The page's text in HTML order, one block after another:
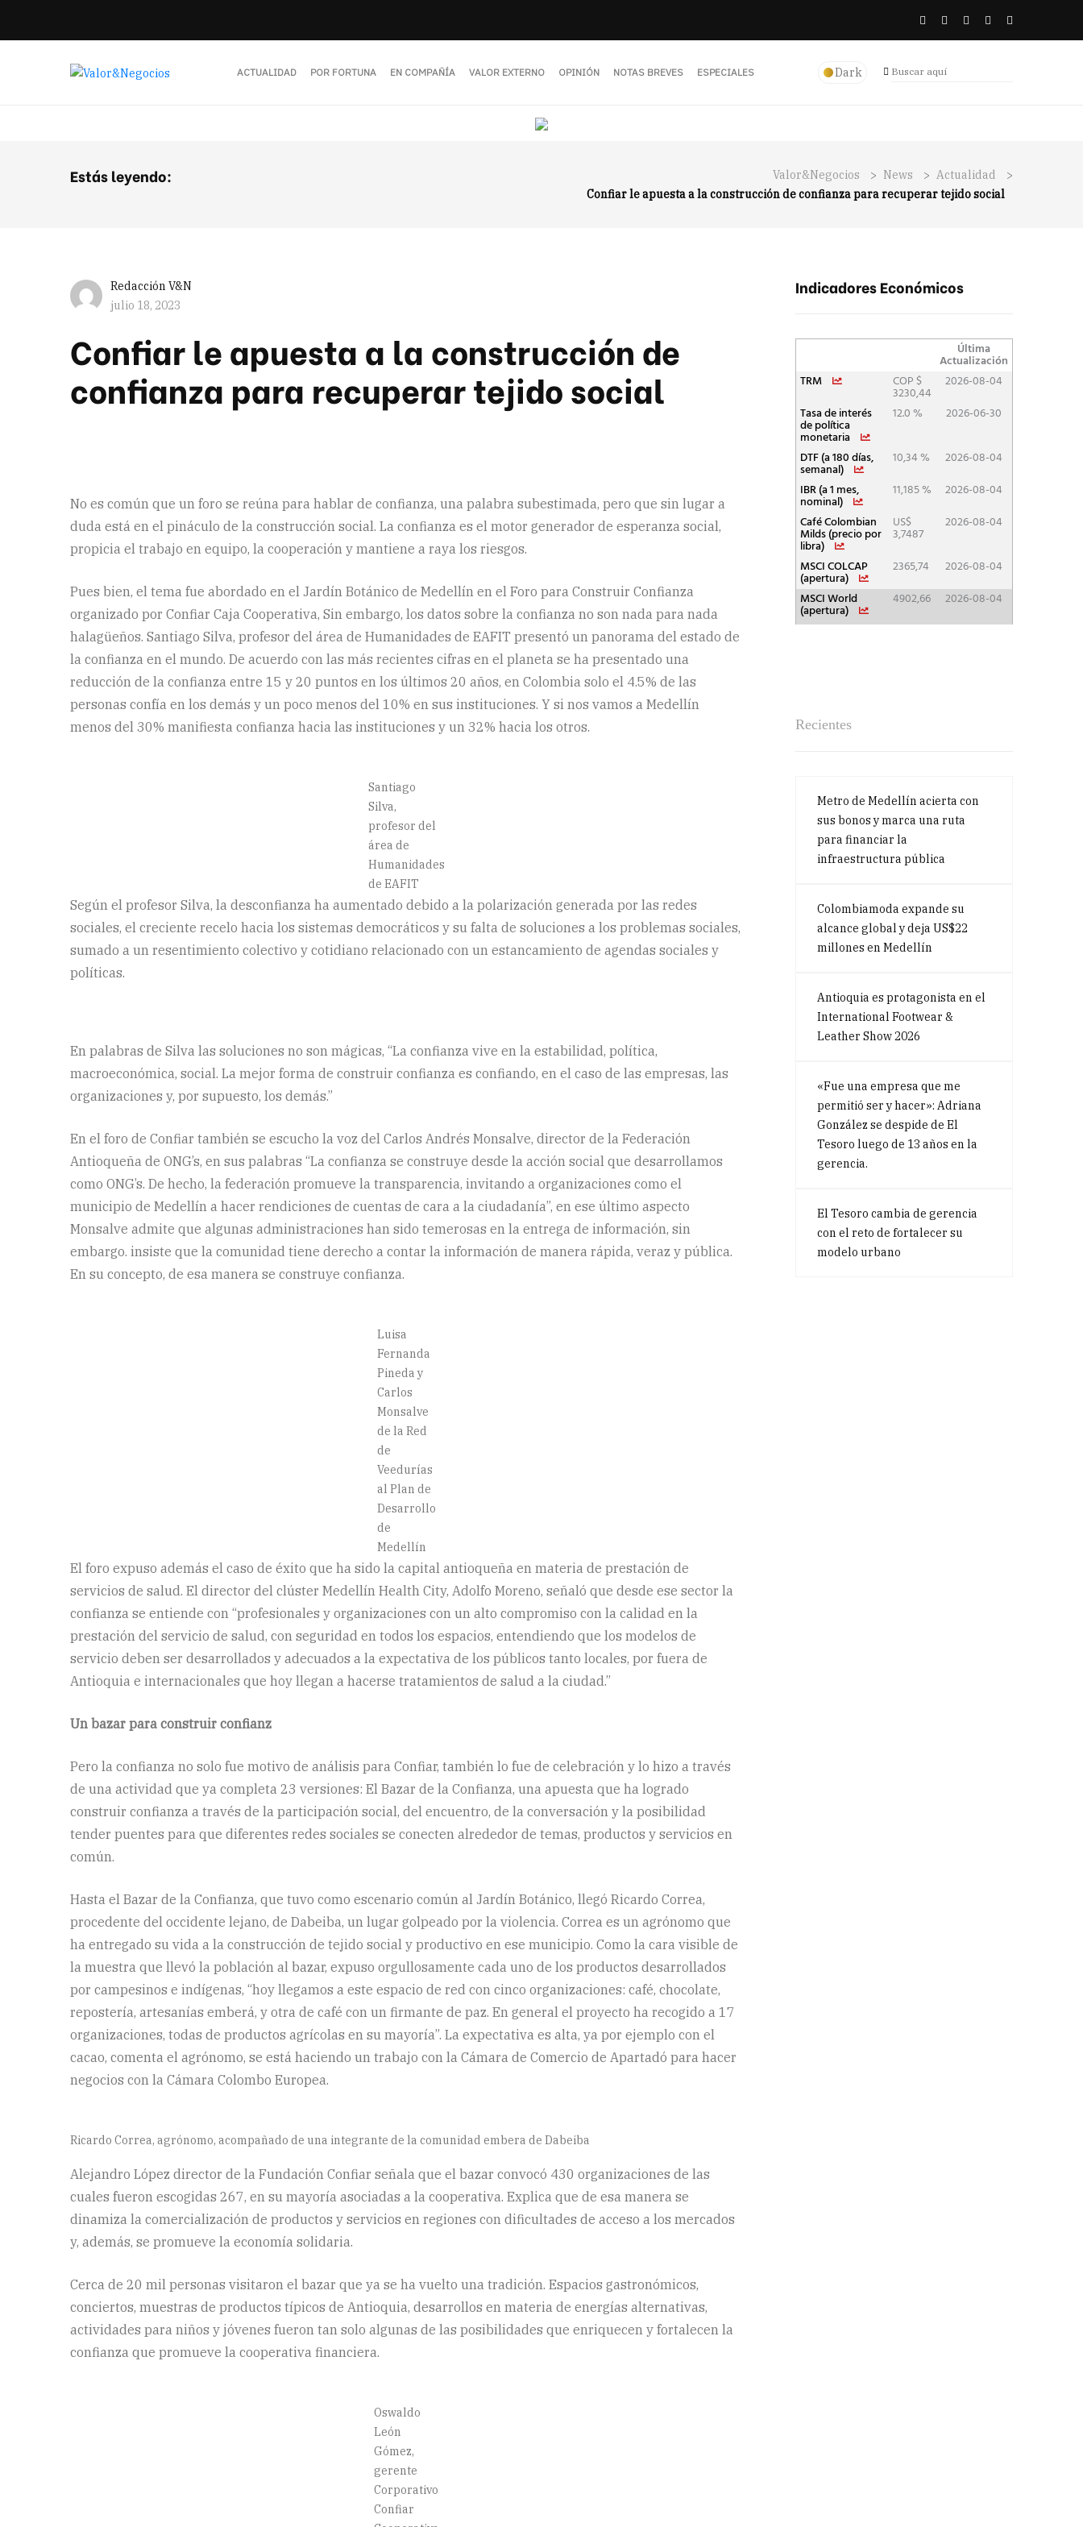
ACTUALIDAD POR FORTUNA EN COMPAÑÍA VALOR EXTERNO OPINIÓN NOTAS BREVES ESPECIALES Dark
Estás leyendo: Valor&Negocios > News > Actualidad
>
Confiar le apuesta a la construcción de confianza para recuperar tejido social
Redacción V&N
julio 18, 2023
Confiar le apuesta a la construcción de
confianza para recuperar tejido social
No es común que un foro se reúna para hablar de confianza, una palabra subestimada, pero que sin lugar a
duda está en el pináculo de la construcción social. La confianza es el motor generador de esperanza social,
propicia el trabajo en equipo, la cooperación y mantiene a raya los riesgos.
Pues bien, el tema fue abordado en el Jardín Botánico de Medellín en el Foro para Construir Confianza
organizado por Confiar Caja Cooperativa, Sin embargo, los datos sobre la confianza no son nada para nada
halagüeños. Santiago Silva, profesor del área de Humanidades de EAFIT presentó un panorama del estado de
la confianza en el mundo. De acuerdo con las más recientes cifras en el planeta se ha presentado una
reducción de la confianza entre 15 y 20 puntos en los últimos 20 años, en Colombia solo el 4.5% de las
personas confía en los demás y un poco menos del 10% en sus instituciones. Y si nos vamos a Medellín
menos del 30% manifiesta confianza hacia las instituciones y un 32% hacia los otros.
Santiago
Silva,
profesor del
área de
Humanidades
de EAFIT
Según el profesor Silva, la desconfianza ha aumentado debido a la polarización generada por las redes
sociales, el creciente recelo hacia los sistemas democráticos y su falta de soluciones a los problemas sociales,
sumado a un resentimiento colectivo y cotidiano relacionado con un estancamiento de agendas sociales y
políticas.
En palabras de Silva las soluciones no son mágicas, “La confianza vive en la estabilidad, política,
macroeconómica, social. La mejor forma de construir confianza es confiando, en el caso de las empresas, las
organizaciones y, por supuesto, los demás.”
En el foro de Confiar también se escucho la voz del Carlos Andrés Monsalve, director de la Federación
Antioqueña de ONG’s, en sus palabras “La confianza se construye desde la acción social que desarrollamos
como ONG’s. De hecho, la federación promueve la transparencia, invitando a organizaciones como el
municipio de Medellín a hacer rendiciones de cuentas de cara a la ciudadanía”, en ese último aspecto
Monsalve admite que algunas administraciones han sido temerosas en la entrega de información, sin
embargo. insiste que la comunidad tiene derecho a contar la información de manera rápida, veraz y pública.
En su concepto, de esa manera se construye confianza.
Luisa
Fernanda
Pineda y
Carlos
Monsalve
de la Red
de
Veedurías
al Plan de
Desarrollo
de
Medellín
El foro expuso además el caso de éxito que ha sido la capital antioqueña en materia de prestación de
servicios de salud. El director del clúster Medellín Health City, Adolfo Moreno, señaló que desde ese sector la
confianza se entiende con “profesionales y organizaciones con un alto compromiso con la calidad en la
prestación del servicio de salud, con seguridad en todos los espacios, entendiendo que los modelos de
servicio deben ser desarrollados y adecuados a la expectativa de los públicos tanto locales, por fuera de
Antioquia e internacionales que hoy llegan a hacerse tratamientos de salud a la ciudad.”
Un bazar para construir confianz
Pero la confianza no solo fue motivo de análisis para Confiar, también lo fue de celebración y lo hizo a través
de una actividad que ya completa 23 versiones: El Bazar de la Confianza, una apuesta que ha logrado
construir confianza a través de la participación social, del encuentro, de la conversación y la posibilidad
tender puentes para que diferentes redes sociales se conecten alrededor de temas, productos y servicios en
común.
Hasta el Bazar de la Confianza, que tuvo como escenario común al Jardín Botánico, llegó Ricardo Correa,
procedente del occidente lejano, de Dabeiba, un lugar golpeado por la violencia. Correa es un agrónomo que
ha entregado su vida a la construcción de tejido social y productivo en ese municipio. Como la cara visible de
la muestra que llevó la población al bazar, expuso orgullosamente cada uno de los productos desarrollados
por campesinos e indígenas, “hoy llegamos a este espacio de red con cinco organizaciones: café, chocolate,
repostería, artesanías emberá, y otra de café con un firmante de paz. En general el proyecto ha recogido a 17
organizaciones, todas de productos agrícolas en su mayoría”. La expectativa es alta, ya por ejemplo con el
cacao, comenta el agrónomo, se está haciendo un trabajo con la Cámara de Comercio de Apartadó para hacer
negocios con la Cámara Colombo Europea.
Ricardo Correa, agrónomo, acompañado de una integrante de la comunidad embera de Dabeiba
Alejandro López director de la Fundación Confiar señala que el bazar convocó 430 organizaciones de las
cuales fueron escogidas 267, en su mayoría asociadas a la cooperativa. Explica que de esa manera se
dinamiza la comercialización de productos y servicios en regiones con dificultades de acceso a los mercados
y, además, se promueve la economía solidaria.
Cerca de 20 mil personas visitaron el bazar que ya se ha vuelto una tradición. Espacios gastronómicos,
conciertos, muestras de productos típicos de Antioquia, desarrollos en materia de energías alternativas,
actividades para niños y jóvenes fueron tan solo algunas de las posibilidades que enriquecen y fortalecen la
confianza que promueve la cooperativa financiera.
Oswaldo
León
Gómez,
gerente
Corporativo
Confiar
Indicadores Económicos
Recientes
Metro de Medellín acierta con
sus bonos y marca una ruta
para financiar la
infraestructura pública
Colombiamoda expande su
alcance global y deja US$22
millones en Medellín
Antioquia es protagonista en el
International Footwear &
Leather Show 2026
«Fue una empresa que me
permitió ser y hacer»: Adriana
González se despide de El
Tesoro luego de 13 años en la
gerencia.
El Tesoro cambia de gerencia
con el reto de fortalecer su
modelo urbano